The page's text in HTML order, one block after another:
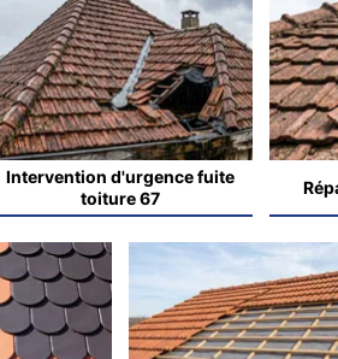
Intervention d'urgence fuite
toiture 67